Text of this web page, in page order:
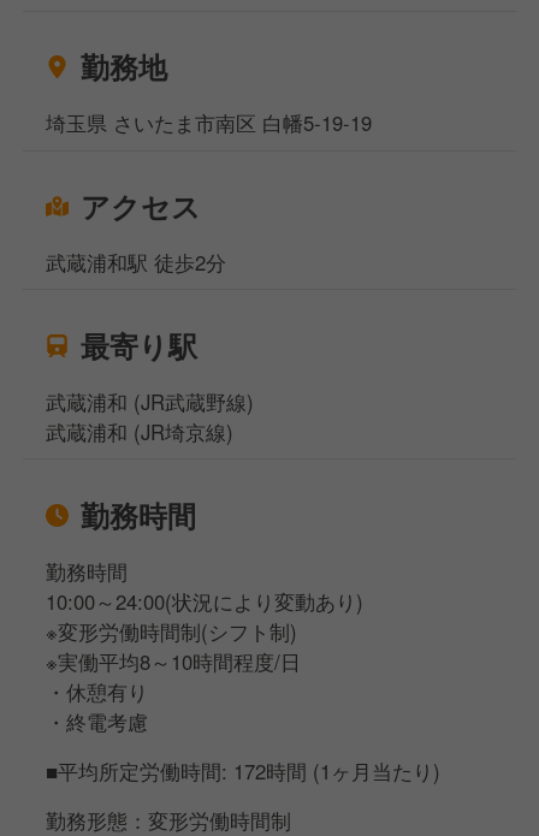
勤務地
埼玉県 さいたま市南区 白幡5-19-19
アクセス
武蔵浦和駅 徒歩2分
最寄り駅
武蔵浦和 (JR武蔵野線)
武蔵浦和 (JR埼京線)
勤務時間
勤務時間
10:00～24:00(状況により変動あり)
※変形労働時間制(シフト制)
※実働平均8～10時間程度/日
・休憩有り
・終電考慮
■平均所定労働時間: 172時間 (1ヶ月当たり)
勤務形態：変形労働時間制